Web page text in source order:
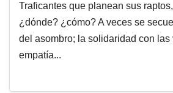
Traficantes que planean sus
¿dónde? ¿cómo? A veces se
del asombro; la solidaridad con las
empatía...